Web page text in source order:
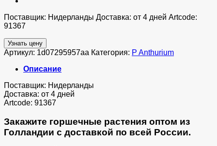
Поставщик: Нидерланды Доставка: от 4 дней Artcode:
91367
Узнать цену
Артикул: 1d07295957aa Категория: P Anthurium
Описание
Поставщик: Нидерланды
Доставка: от 4 дней
Artcode: 91367
Закажите горшечные растения оптом из
Голландии с доставкой по всей России.